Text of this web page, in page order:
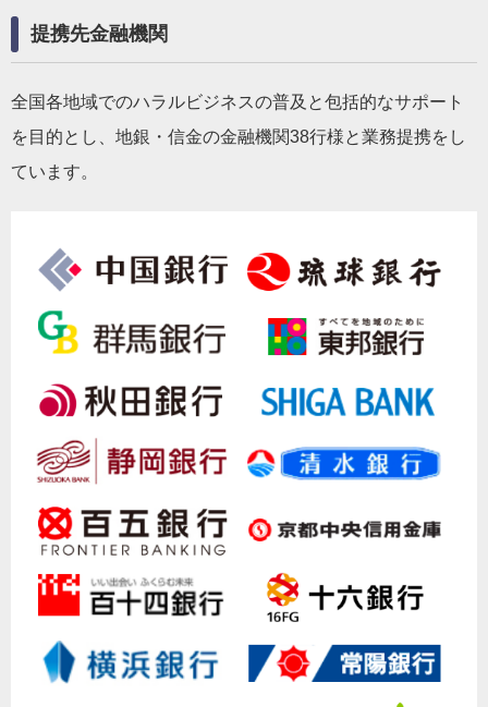
提携先金融機関
全国各地域でのハラルビジネスの普及と包括的なサポート
を目的とし、地銀・信金の金融機関38行様と業務提携をし
ています。